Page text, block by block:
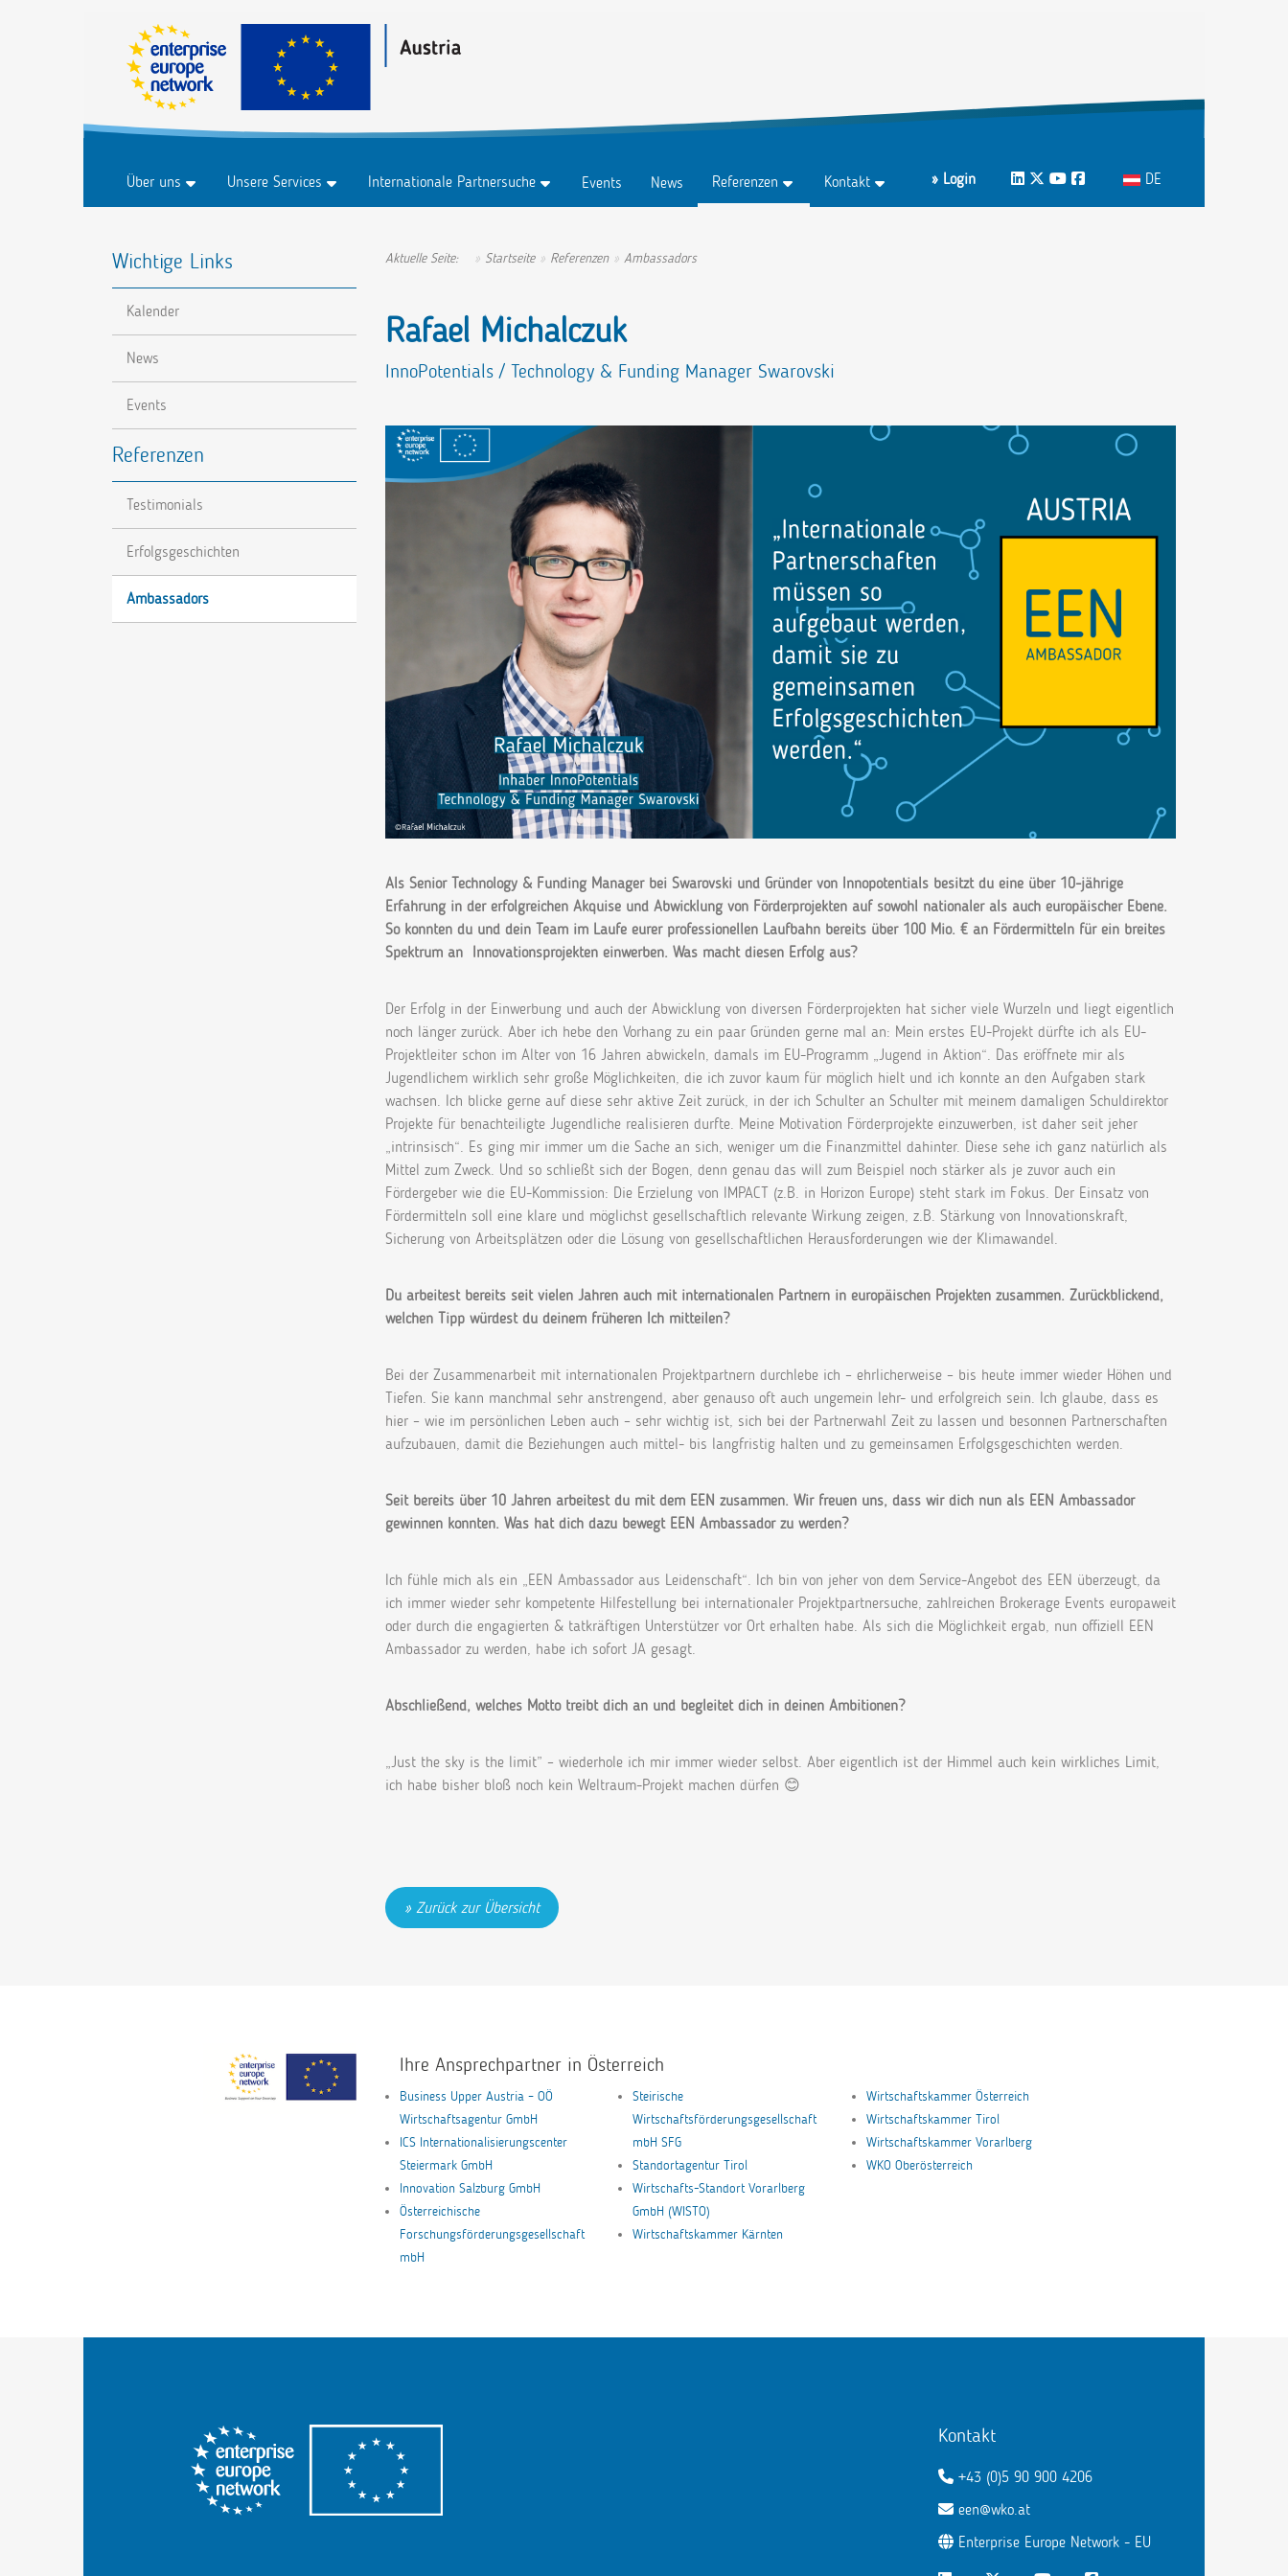
Über uns
FAQ
Unsere Services
Innovation & Technologie
Forschung & Entwicklung
Internationale Partnersuche
Marktplatz Abo
Events News Referenzen Kontakt LinkedIn
Twitter
Youtube
Facebook
» Login
Sprache auswählen
DE
Aktuelle Seite: Startseite Referenzen Ambassadors
Rafael Michalczuk
InnoPotentials / Technology & Funding Manager Swarovski
Als Senior Technology & Funding Manager bei Swarovski und Gründer von Innopotentials besitzt du eine über 10-jährige
Erfahrung in der erfolgreichen Akquise und Abwicklung von Förderprojekten auf sowohl nationaler als auch europäischer Ebene.
So konnten du und dein Team im Laufe eurer professionellen Laufbahn bereits über 100 Mio. € an Fördermitteln für ein breites
Spektrum an Innovationsprojekten einwerben. Was macht diesen Erfolg aus?
Der Erfolg in der Einwerbung und auch der Abwicklung von diversen Förderprojekten hat sicher viele Wurzeln und liegt eigentlich
noch länger zurück. Aber ich hebe den Vorhang zu ein paar Gründen gerne mal an: Mein erstes EU-Projekt dürfte ich als EU-
Projektleiter schon im Alter von 16 Jahren abwickeln, damals im EU-Programm „Jugend in Aktion“. Das eröffnete mir als
Jugendlichem wirklich sehr große Möglichkeiten, die ich zuvor kaum für möglich hielt und ich konnte an den Aufgaben stark
wachsen. Ich blicke gerne auf diese sehr aktive Zeit zurück, in der ich Schulter an Schulter mit meinem damaligen Schuldirektor
Projekte für benachteiligte Jugendliche realisieren durfte. Meine Motivation Förderprojekte einzuwerben, ist daher seit jeher
„intrinsisch“. Es ging mir immer um die Sache an sich, weniger um die Finanzmittel dahinter. Diese sehe ich ganz natürlich als
Mittel zum Zweck. Und so schließt sich der Bogen, denn genau das will zum Beispiel noch stärker als je zuvor auch ein
Fördergeber wie die EU-Kommission: Die Erzielung von IMPACT (z.B. in Horizon Europe) steht stark im Fokus. Der Einsatz von
Fördermitteln soll eine klare und möglichst gesellschaftlich relevante Wirkung zeigen, z.B. Stärkung von Innovationskraft,
Sicherung von Arbeitsplätzen oder die Lösung von gesellschaftlichen Herausforderungen wie der Klimawandel.
Du arbeitest bereits seit vielen Jahren auch mit internationalen Partnern in europäischen Projekten zusammen. Zurückblickend,
welchen Tipp würdest du deinem früheren Ich mitteilen?
Bei der Zusammenarbeit mit internationalen Projektpartnern durchlebe ich – ehrlicherweise – bis heute immer wieder Höhen und
Tiefen. Sie kann manchmal sehr anstrengend, aber genauso oft auch ungemein lehr- und erfolgreich sein. Ich glaube, dass es
hier – wie im persönlichen Leben auch – sehr wichtig ist, sich bei der Partnerwahl Zeit zu lassen und besonnen Partnerschaften
aufzubauen, damit die Beziehungen auch mittel- bis langfristig halten und zu gemeinsamen Erfolgsgeschichten werden.
Seit bereits über 10 Jahren arbeitest du mit dem EEN zusammen. Wir freuen uns, dass wir dich nun als EEN Ambassador
gewinnen konnten. Was hat dich dazu bewegt EEN Ambassador zu werden?
Ich fühle mich als ein „EEN Ambassador aus Leidenschaft“. Ich bin von jeher von dem Service-Angebot des EEN überzeugt, da
ich immer wieder sehr kompetente Hilfestellung bei internationaler Projektpartnersuche, zahlreichen Brokerage Events europaweit
oder durch die engagierten & tatkräftigen Unterstützer vor Ort erhalten habe. Als sich die Möglichkeit ergab, nun offiziell EEN
Ambassador zu werden, habe ich sofort JA gesagt.
Abschließend, welches Motto treibt dich an und begleitet dich in deinen Ambitionen?
„Just the sky is the limit” – wiederhole ich mir immer wieder selbst. Aber eigentlich ist der Himmel auch kein wirkliches Limit,
ich habe bisher bloß noch kein Weltraum-Projekt machen dürfen 😊
Zurück zur Übersicht
Wichtige Links
Kalender
News
Events
Referenzen
Testimonials
Erfolgsgeschichten
Ambassadors
Ihre Ansprechpartner in Österreich
Business Upper Austria – OÖ
Wirtschaftsagentur GmbH
ICS Internationalisierungscenter
Steiermark GmbH
Innovation Salzburg GmbH
Österreichische
Forschungsförderungsgesellschaft
mbH
Steirische
Wirtschaftsförderungsgesellschaft
mbH SFG
Standortagentur Tirol
Wirtschafts-Standort Vorarlberg
GmbH (WISTO)
Wirtschaftskammer Kärnten
Wirtschaftskammer Österreich
Wirtschaftskammer Tirol
Wirtschaftskammer Vorarlberg
WKO Oberösterreich
Kontakt
+43 (0)5 90 900 4206
een@wko.at
Enterprise Europe Network - EU